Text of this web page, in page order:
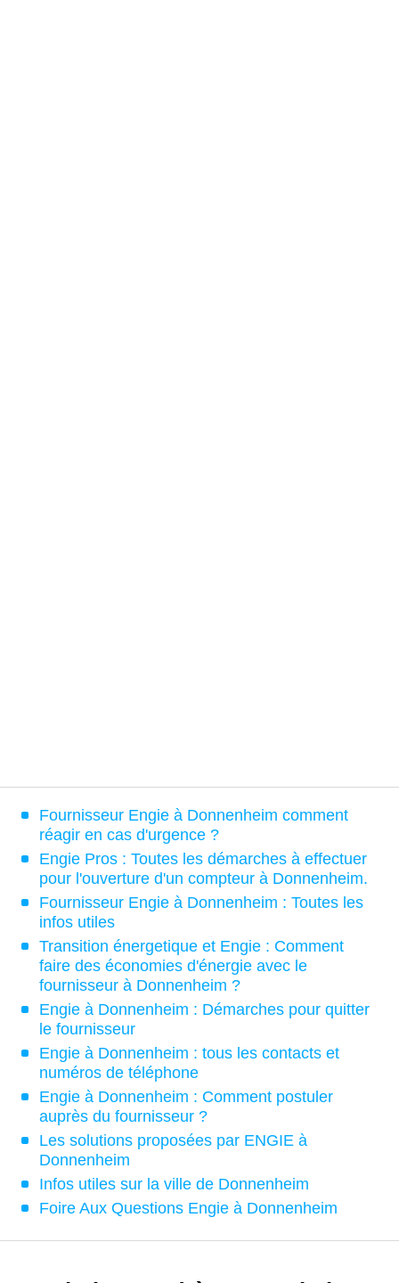
Fournisseur Engie à Donnenheim comment
réagir en cas d'urgence ?
Engie Pros : Toutes les démarches à effectuer
pour l'ouverture d'un compteur à Donnenheim.
Fournisseur Engie à Donnenheim : Toutes les
infos utiles
Transition énergetique et Engie : Comment
faire des économies d'énergie avec le
fournisseur à Donnenheim ?
Engie à Donnenheim : Démarches pour quitter
le fournisseur
Engie à Donnenheim : tous les contacts et
numéros de téléphone
Engie à Donnenheim : Comment postuler
auprès du fournisseur ?
Les solutions proposées par ENGIE à
Donnenheim
Infos utiles sur la ville de Donnenheim
Foire Aux Questions Engie à Donnenheim